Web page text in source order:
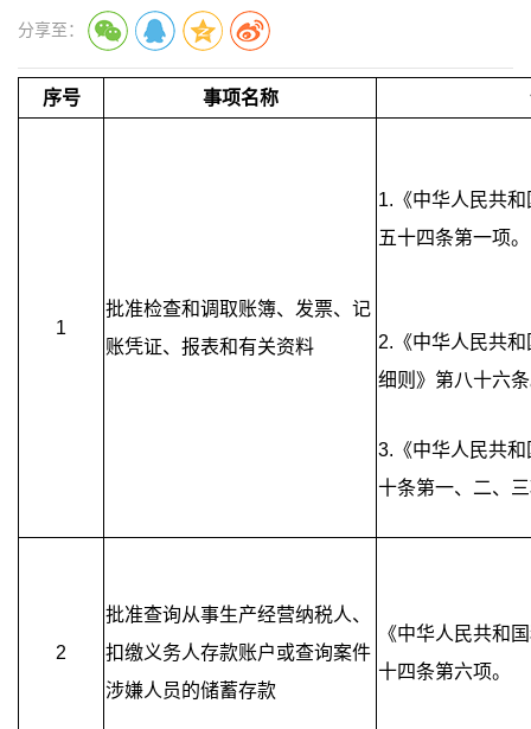
分享至：
序号 事项名称
1
批准检查和调取账簿、发票、记
账凭证、报表和有关资料
1.《中华人民共
五十四条第一项。
2.《中华人民共
细则》第八十六
3.《中华人民共
十条第一、二、
2
批准查询从事生产经营纳税人、
扣缴义务人存款账户或查询案件
涉嫌人员的储蓄存款
《中华人民共和
十四条第六项。